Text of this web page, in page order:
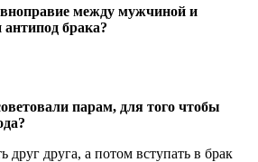
между мужчиной и
брака?
парам, для того чтобы
друг друга, а потом вступать в брак